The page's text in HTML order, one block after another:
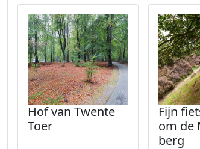
Hof van Twente
Toer
Fijn
om de
berg